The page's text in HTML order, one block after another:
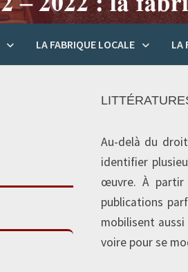
LA FABRIQUE LOCALE LA
Au-delà du
identifier
œuvre. À partir
publications
mobilisent
voire pour se